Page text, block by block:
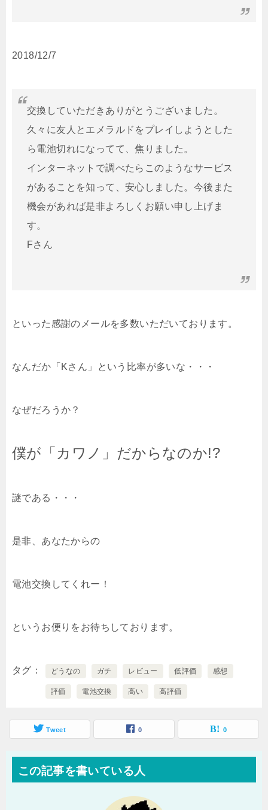
2018/12/7
交換していただきありがとうございました。
久々に友人とエメラルドをプレイしようとした
ら電池切れになってて、焦りました。
インターネットで調べたらこのようなサービス
があることを知って、安心しました。今後また
機会があれば是非よろしくお願い申し上げま
す。
Fさん
といった感謝のメールを多数いただいております。
なんだか「Kさん」という比率が多いな・・・
なぜだろうか？
僕が「カワノ」だからなのか!?
謎である・・・
是非、あなたからの
電池交換してくれー！
というお便りをお待ちしております。
タグ どうなの ガチ レビュー 低評価 感想
評価 電池交換 高い 高評価
Tweet 0 0
この記事を書いている人